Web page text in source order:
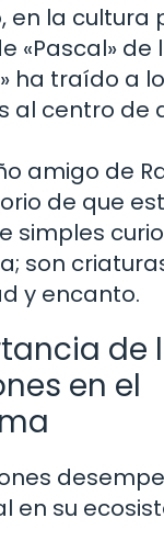
en la cultura
«Pascal» de
ha traído a
al centro de
amigo de
de que
simples
son
y encanto.
de
en el
en su